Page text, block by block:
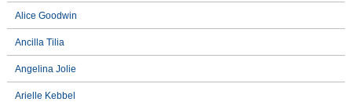
Alice Goodwin
Ancilla Tilia
Angelina Jolie
Arielle Kebbel